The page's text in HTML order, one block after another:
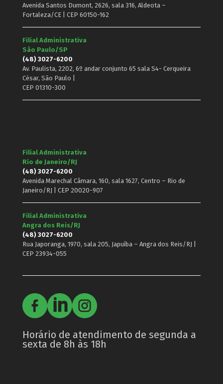
Avenida Santos Dumont, 2626, sala 316, Aldeota –
Fortaleza/CE | CEP 60150-162
Filial Administrativa
São Paulo/SP
(48) 3027-6200
Av. Paulista, 2202, 6º andar conjunto 65 sala S4- Cerqueira
César, São Paulo |
CEP 01310-300
Filial Administrativa
Rio de Janeiro/RJ
(48) 3027-6200
Avenida Marechal Câmara, 160, sala 1627, Centro – Rio de
Janeiro/RJ | CEP 20020-907
Filial Administrativa
Angra dos Reis/RJ
(48) 3027-6200
Rua Japoranga, 1970, sala 205, Japuíba – Angra dos Reis/RJ |
CEP 23934-055
Horário de atendimento de segunda a
sexta de 8h às 18h